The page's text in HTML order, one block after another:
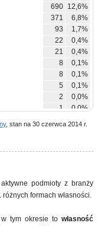
690 12,6%
371
6,8%
93
1,7%
22
0,4%
21
0,4%
8
0,1%
8
0,1%
5
0,1%
2
0,0%
1 0,0%
, stan na 30 czerwca 2014 r.
podmioty z branży
różnych formach własności.
w tym okresie to własność